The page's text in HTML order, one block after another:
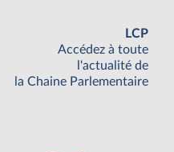
LCP
Accédez à toute
l'actualité de
la Chaine Parlementaire